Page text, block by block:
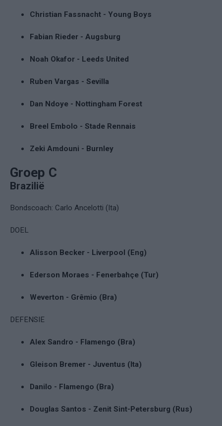
Christian Fassnacht - Young Boys
Fabian Rieder - Augsburg
Noah Okafor - Leeds United
Ruben Vargas - Sevilla
Dan Ndoye - Nottingham Forest
Breel Embolo - Stade Rennais
Zeki Amdouni - Burnley
Groep C
Brazilië
Bondscoach: Carlo Ancelotti (Ita)
DOEL
Alisson Becker - Liverpool (Eng)
Ederson Moraes - Fenerbahçe (Tur)
Weverton - Grêmio (Bra)
DEFENSIE
Alex Sandro - Flamengo (Bra)
Gleison Bremer - Juventus (Ita)
Danilo - Flamengo (Bra)
Douglas Santos - Zenit Sint-Petersburg (Rus)